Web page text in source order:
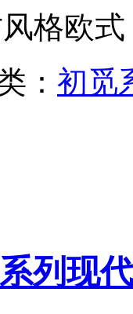
格欧式
： 初觅
列现